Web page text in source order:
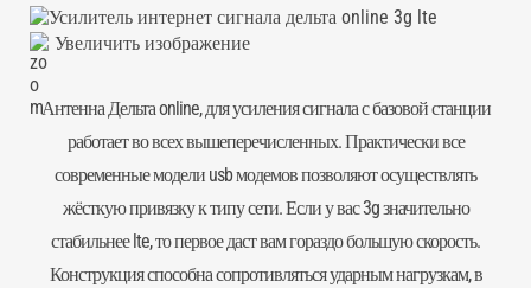
Увеличить изображение
АнтеннаДельта online, для усиления сигнала с базовой станции
работает во всех вышеперечисленных. Практически все
современные модели usb модемов позволяют осуществлять
жёсткую привязку к типу сети. Если у вас 3g значительно
стабильнее lte, то первое даст вам гораздо большую скорость.
Конструкция способна сопротивляться ударным нагрузкам, в